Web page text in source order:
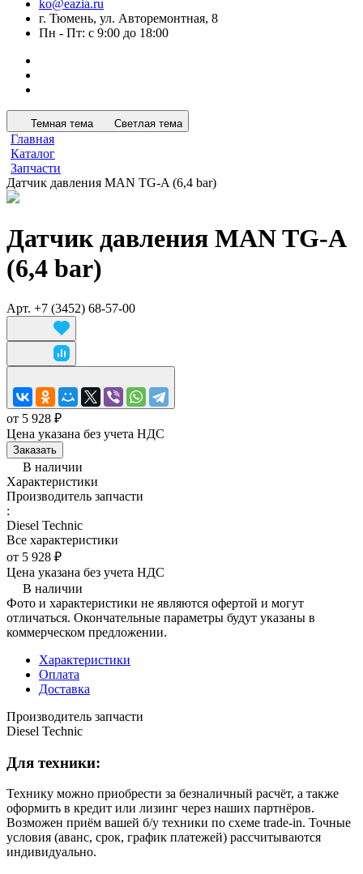
ko@eazia.ru
г. Тюмень, ул. Авторемонтная, 8
Пн - Пт: с 9:00 до 18:00
Темная тема Светлая тема
Главная
Каталог
Запчасти
Датчик давления MAN TG-A (6,4 bar)
Датчик давления MAN TG-A
(6,4 bar)
Арт. +7 (3452) 68-57-00
от 5 928 ₽
Цена указана без учета НДС
Заказать
В наличии
Характеристики
Производитель запчасти
:
Diesel Technic
Все характеристики
от 5 928 ₽
Цена указана без учета НДС
В наличии
Фото и характеристики не являются офертой и могут
отличаться. Окончательные параметры будут указаны в
коммерческом предложении.
Характеристики
Оплата
Доставка
Производитель запчасти
Diesel Technic
Для техники:
Технику можно приобрести за безналичный расчёт, а также
оформить в кредит или лизинг через наших партнёров.
Возможен приём вашей б/у техники по схеме trade-in. Точные
условия (аванс, срок, график платежей) рассчитываются
индивидуально.